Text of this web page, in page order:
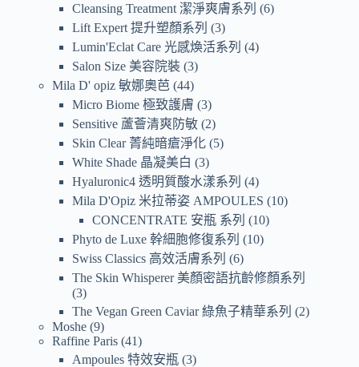
Cleansing Treatment 潔淨爽膚系列
6
Lift Expert 提升塑顏系列
3
Lumin'Eclat Care 光感煥活系列
4
Salon Size 美容院裝 3
Mila D' opiz 敏娜奧芭 44
Micro Biome 極致護膚 3
Sensitive 蘆薈清爽防敏 2
Skin Clear 菁純暗瘡淨化 5
White Shade 晶凝美白
3
Hyaluronic4 透明質酸水漾系列
4
Mila D'Opiz 米拉蒂姿 AMPOULES
10
CONCENTRATE 安瓶 系列
10
Phyto de Luxe 幹細胞修復系列
10
Swiss Classics 高效活膚系列
6
The Skin Whisperer 美顏密語抗齡修顏系列
3
The Vegan Green Caviar 綠魚子精華系列
2
Moshe 9
Raffine Paris 41
Ampoules 特效安瓶 3